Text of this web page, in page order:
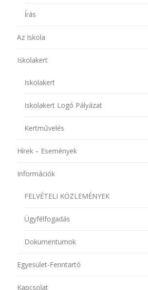
Írás
Az Iskola
Iskolakert
Iskolakert
Iskolakert Logó Pályázat
Kertművelés
Hírek – Események
Információk
FELVÉTELI KÖZLEMÉNYEK
Ügyfélfogadás
Dokumentumok
Egyesület-Fenntartó
Kapcsolat